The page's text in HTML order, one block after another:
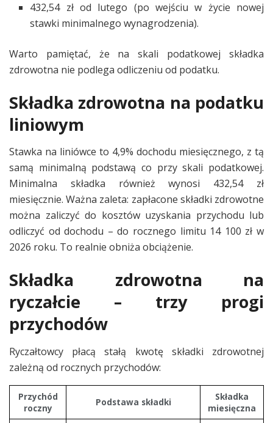
432,54 zł od lutego (po wejściu w życie nowej
stawki minimalnego wynagrodzenia).
Warto pamiętać, że na skali podatkowej składka
zdrowotna nie podlega odliczeniu od podatku.
Składka zdrowotna na podatku
liniowym
Stawka na liniówce to 4,9% dochodu miesięcznego, z tą
samą minimalną podstawą co przy skali podatkowej.
Minimalna składka również wynosi 432,54 zł
miesięcznie. Ważna zaleta: zapłacone składki zdrowotne
można zaliczyć do kosztów uzyskania przychodu lub
odliczyć od dochodu – do rocznego limitu 14 100 zł w
2026 roku. To realnie obniża obciążenie.
Składka zdrowotna na
ryczałcie – trzy progi
przychodów
Ryczałtowcy płacą stałą kwotę składki zdrowotnej
zależną od rocznych przychodów:
Przychód
roczny
Podstawa składki
Składka
miesięczna